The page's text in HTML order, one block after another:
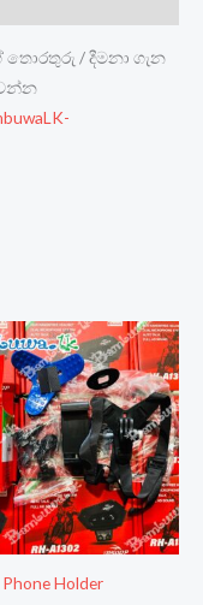
තොරතුරු / දීමනා ගැන
Holder